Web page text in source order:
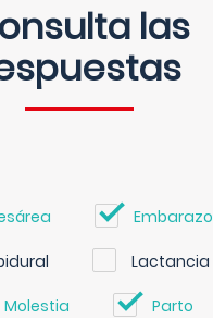
las
Embarazo
Lactancia
Molestia Parto